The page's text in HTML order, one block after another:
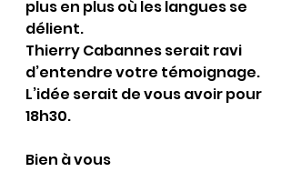
plus en plus où les langues se
délient.
Thierry Cabannes serait ravi
d’entendre votre témoignage.
L’idée serait de vous avoir pour
18h30.
Bien à vous